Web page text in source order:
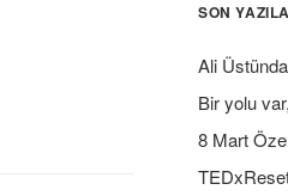
SON
Ali
Bir yolu
8 Mart